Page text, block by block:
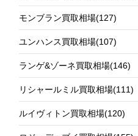
モンブラン買取相場(127)
ユンハンス買取相場(107)
ランゲ&ゾーネ買取相場(146)
リシャールミル買取相場(111)
ルイヴィトン買取相場(120)